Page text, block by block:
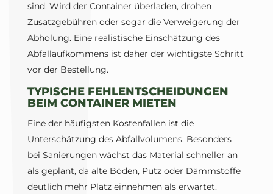
sind. Wird der Container überladen, drohen
Zusatzgebühren oder sogar die Verweigerung der
Abholung. Eine realistische Einschätzung des
Abfallaufkommens ist daher der wichtigste Schritt
vor der Bestellung.
TYPISCHE FEHLENTSCHEIDUNGEN
BEIM CONTAINER MIETEN
Eine der häufigsten Kostenfallen ist die
Unterschätzung des Abfallvolumens. Besonders
bei Sanierungen wächst das Material schneller an
als geplant, da alte Böden, Putz oder Dämmstoffe
deutlich mehr Platz einnehmen als erwartet.